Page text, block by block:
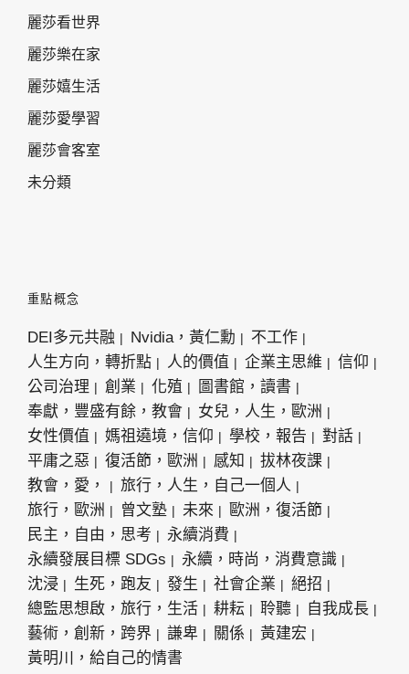
麗莎看世界
麗莎樂在家
麗莎嬉生活
麗莎愛學習
麗莎會客室
未分類
重點概念
DEI多元共融 Nvidia，黃仁勳
不工作
人生方向，轉折點
人的價值 企業主思維
信仰
公司治理
創業 化殖
圖書館，讀書
奉獻，豐盛有餘，教會
女兒，人生，歐洲
女性價值
媽祖遶境，信仰 學校，報告
對話
平庸之惡
復活節，歐洲 感知
拔林夜課
教會，愛，
旅行，人生，自己一個人
旅行，歐洲
曾文塾 未來
歐洲，復活節
民主，自由，思考
永續消費
永續發展目標 SDGs
永續，時尚，消費意識
沈浸
生死，跑友 發生 社會企業
絕招
總監思想啟，旅行，生活
耕耘 聆聽
自我成長
藝術，創新，跨界
謙卑 關係
黃建宏
黃明川，給自己的情書